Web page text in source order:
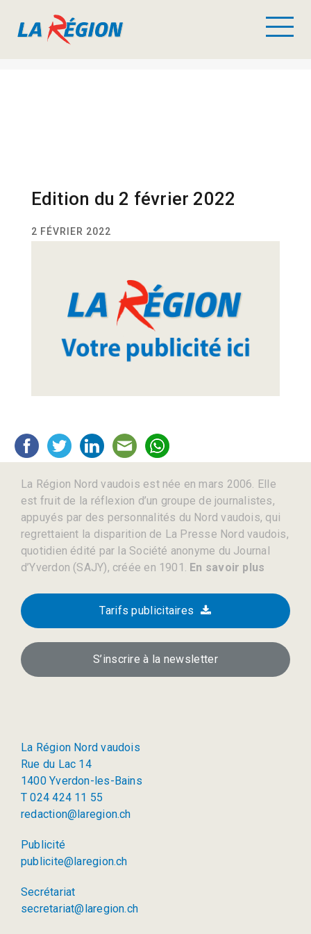
Edition du 2 février 2022
2 FÉVRIER 2022
La Région Nord vaudois est née en mars 2006. Elle
est fruit de la réflexion d’un groupe de journalistes,
appuyés par des personnalités du Nord vaudois, qui
regrettaient la disparition de La Presse Nord vaudois,
quotidien édité par la Société anonyme du Journal
d’Yverdon (SAJY), créée en 1901. En savoir plus
Tarifs publicitaires
S’inscrire à la newsletter
La Région Nord vaudois
Rue du Lac 14
1400 Yverdon-les-Bains
T 024 424 11 55
redaction@laregion.ch
Publicité
publicite@laregion.ch
Secrétariat
secretariat@laregion.ch